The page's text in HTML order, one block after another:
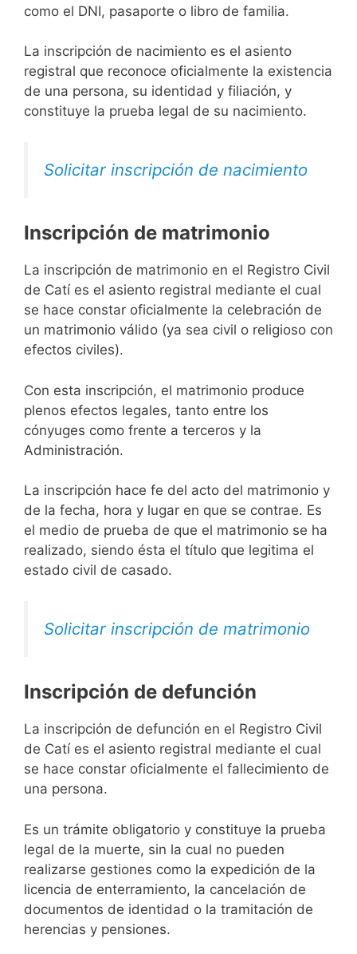
como el DNI, pasaporte o libro de familia.
La inscripción de nacimiento es el asiento
registral que reconoce oficialmente la existencia
de una persona, su identidad y filiación, y
constituye la prueba legal de su nacimiento.
Solicitar inscripción de nacimiento
Inscripción de matrimonio
La inscripción de matrimonio en el Registro Civil
de Catí es el asiento registral mediante el cual
se hace constar oficialmente la celebración de
un matrimonio válido (ya sea civil o religioso con
efectos civiles).
Con esta inscripción, el matrimonio produce
plenos efectos legales, tanto entre los
cónyuges como frente a terceros y la
Administración.
La inscripción hace fe del acto del matrimonio y
de la fecha, hora y lugar en que se contrae. Es
el medio de prueba de que el matrimonio se ha
realizado, siendo ésta el título que legitima el
estado civil de casado.
Solicitar inscripción de matrimonio
Inscripción de defunción
La inscripción de defunción en el Registro Civil
de Catí es el asiento registral mediante el cual
se hace constar oficialmente el fallecimiento de
una persona.
Es un trámite obligatorio y constituye la prueba
legal de la muerte, sin la cual no pueden
realizarse gestiones como la expedición de la
licencia de enterramiento, la cancelación de
documentos de identidad o la tramitación de
herencias y pensiones.